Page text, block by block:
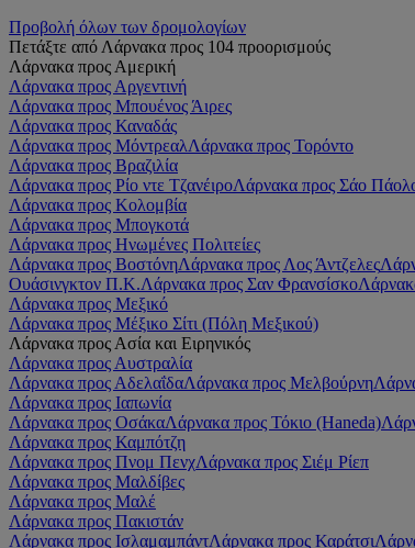
Προβολή όλων των δρομολογίων
Πετάξτε από Λάρνακα προς 104 προορισμούς
Λάρνακα προς Αμερική
Λάρνακα προς Αργεντινή
Λάρνακα προς Μπουένος Άιρες
Λάρνακα προς Καναδάς
Λάρνακα προς ΜόντρεαλΛάρνακα προς Τορόντο
Λάρνακα προς Βραζιλία
Λάρνακα προς Ρίο ντε ΤζανέιροΛάρνακα προς Σάο
Λάρνακα προς Κολομβία
Λάρνακα προς Μπογκοτά
Λάρνακα προς Ηνωμένες Πολιτείες
Λάρνακα προς ΒοστόνηΛάρνακα προς Λος Άντζελες
Ουάσινγκτον Π.Κ.Λάρνακα προς Σαν Φρανσίσκο
Λάρνακα προς Μεξικό
Λάρνακα προς Μέξικο Σίτι (Πόλη Μεξικού)
Λάρνακα προς Ασία και Ειρηνικός
Λάρνακα προς Αυστραλία
Λάρνακα προς ΑδελαΐδαΛάρνακα προς Μελβούρνη
Λάρνακα προς Ιαπωνία
Λάρνακα προς ΟσάκαΛάρνακα προς Τόκιο (Haneda)
Λάρνακα προς Καμπότζη
Λάρνακα προς Πνομ ΠενχΛάρνακα προς Σιέμ Ρίεπ
Λάρνακα προς Μαλδίβες
Λάρνακα προς Μαλέ
Λάρνακα προς Πακιστάν
Λάρνακα προς ΙσλαμαμπάντΛάρνακα προς Καράτσι